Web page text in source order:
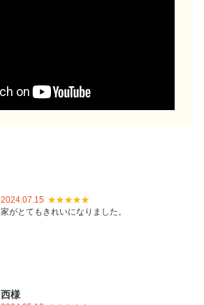
2024.07.15
家がとてもきれいになりました。
西様